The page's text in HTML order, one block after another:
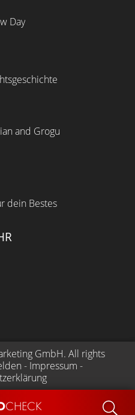
CHECK
Day
and Grogu
dein Bestes
GmbH. All rights
- Impressum -